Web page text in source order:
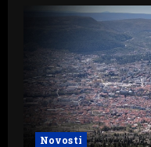
Novosti